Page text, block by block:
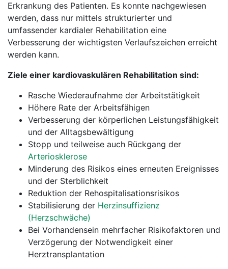
Erkrankung des Patienten. Es konnte nachgewiesen
werden, dass nur mittels strukturierter und
umfassender kardialer Rehabilitation eine
Verbesserung der wichtigsten Verlaufszeichen erreicht
werden kann.
Ziele einer kardiovaskulären Rehabilitation sind:
Rasche Wiederaufnahme der Arbeitstätigkeit
Höhere Rate der Arbeitsfähigen
Verbesserung der körperlichen Leistungsfähigkeit
und der Alltagsbewältigung
Stopp und teilweise auch Rückgang der
Arteriosklerose
Minderung des Risikos eines erneuten Ereignisses
und der Sterblichkeit
Reduktion der Rehospitalisationsrisikos
Stabilisierung der Herzinsuffizienz
(Herzschwäche)
Bei Vorhandensein mehrfacher Risikofaktoren und
Verzögerung der Notwendigkeit einer
Herztransplantation